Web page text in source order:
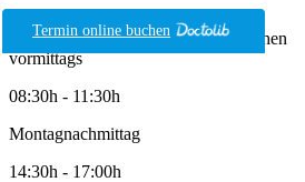
Termin online buchen
vormittags
08:30h - 11:30h
Montagnachmittag
14:30h - 17:00h